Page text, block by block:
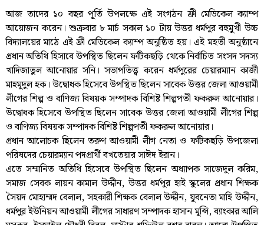
আজ তাদের ১০ বছর পূর্তি উপলক্ষে এই সংগঠন ফ্রী মেডিকেল ক্যাম্প
আয়োজন করেন। শুক্রবার ৮ মার্চ সকাল ১০ টায় উত্তর ধর্মপুর বহুমুখী উচ্চ
বিদ্যালয়ের মাঠে এই ফ্রী মেডিকেল ক্যাম্প অনুষ্ঠিত হয়। এই মহতী অনুষ্ঠানে
প্রধান অতিথি হিসাবে উপস্থিত ছিলেন ফটিকছড়ি থেকে নির্বাচিত সংসদ সদস্য
খাদিজাতুল আনোয়ার সনি। সভাপতিত্ত্ব করেন ধর্মপুরের চেয়ারম্যান কাজী
মাহমুদুল হক। উদ্বোধক হিসেবে উপস্থিত ছিলেন সাবেক উত্তর জেলা আওয়ামী
লীগের শিল্প ও বাণিজ্য বিষয়ক সম্পাদক বিশিষ্ট শিল্পপতী ফকরুল আনোয়ার।
উদ্বোধক হিসেবে উপস্থিত ছিলেন সাবেক উত্তর জেলা আওয়ামী লীগের শিল্প
ও বাণিজ্য বিষয়ক সম্পাদক বিশিষ্ট শিল্পপতী ফকরুল আনোয়ার।
প্রধান আলোচক ছিলেন তরুণ আওয়ামী লীগ নেতা ও ফটিকছড়ি উপজেলা
পরিষদের চেয়ারম্যান পদপ্রার্থী বখতেয়ার সাঈদ ইরান।
এতে সম্মানিত অতিথি হিসেবে উপস্থিত ছিলেন অধ্যাপক সাজেদুল করিম,
সমাজ সেবক লায়ন কামাল উদ্দীন, উত্তর ধর্মপুর হাই স্কুলের প্রধান শিক্ষক
সৈয়দ মোহাম্মদ বেলাল, সহকারী শিক্ষক বেলাল উদ্দীন, যুবনেতা মাহি উদ্দীন,
ধর্মপুর ইউনিয়ন আওয়ামী লীগের সাধারণ সম্পাদক হাসান মুন্সি, ব্যাংকার আলি